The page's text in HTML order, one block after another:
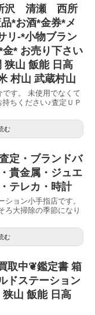
沢 清瀬 西所
*お酒*金券*メ
リ-*小物ブラン
金* お売り下さい
狭山 飯能 日高
村山 武蔵村山
す。 未使用でなくて
ちください♪査定ＵＰ
む
定・ブランドバ
貴金属・ジュエ
テレカ・時計
ション小手指店です。
ろ大掃除の季節になり
む
取中❦鑑定書 箱
ドステーション
山 飯能 日高